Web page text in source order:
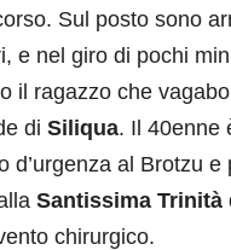
Sul posto sono
e nel giro di pochi
il ragazzo che
di Siliqua. Il 40enne
d’urgenza al Brotzu e
Santissima Trinità
chirurgico.